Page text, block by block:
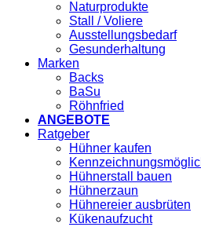
Naturprodukte
Stall / Voliere
Ausstellungsbedarf
Gesunderhaltung
Marken
Backs
BaSu
Röhnfried
ANGEBOTE
Ratgeber
Hühner kaufen
Hühnerstall bauen
Hühnerzaun
Hühnereier ausbrüten
Kükenaufzucht